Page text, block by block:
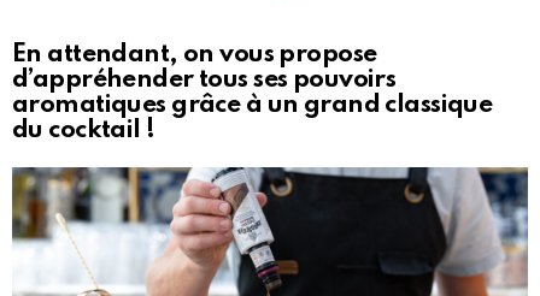
En attendant, on vous propose
d’appréhender tous ses pouvoirs
aromatiques grâce à un grand classique
du cocktail !